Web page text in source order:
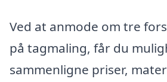
Ved at anmode om tre
på tagmaling, får du
sammenligne priser,